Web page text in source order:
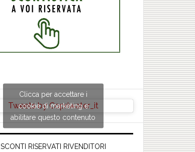
Tweets by Copriwater_it
Clicca per accettare i
cookie di marketing e
abilitare questo contenuto
SCONTI RISERVATI RIVENDITORI